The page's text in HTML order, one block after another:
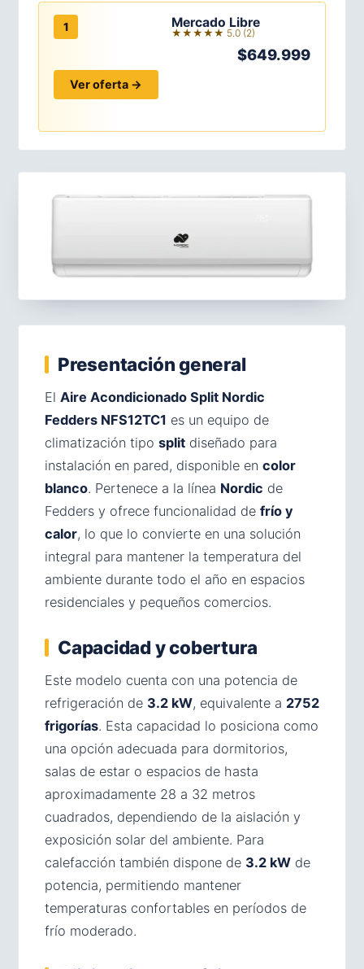
1 Mercado Libre
★★★★★ 5.0 (2)
$649.999
Ver oferta →
Presentación general
El Aire Acondicionado Split Nordic
Fedders NFS12TC1 es un equipo de
climatización tipo split diseñado para
instalación en pared, disponible en color
blanco. Pertenece a la línea Nordic de
Fedders y ofrece funcionalidad de frío y
calor, lo que lo convierte en una solución
integral para mantener la temperatura del
ambiente durante todo el año en espacios
residenciales y pequeños comercios.
Capacidad y cobertura
Este modelo cuenta con una potencia de
refrigeración de 3.2 kW, equivalente a 2752
frigorías. Esta capacidad lo posiciona como
una opción adecuada para dormitorios,
salas de estar o espacios de hasta
aproximadamente 28 a 32 metros
cuadrados, dependiendo de la aislación y
exposición solar del ambiente. Para
calefacción también dispone de 3.2 kW de
potencia, permitiendo mantener
temperaturas confortables en períodos de
frío moderado.